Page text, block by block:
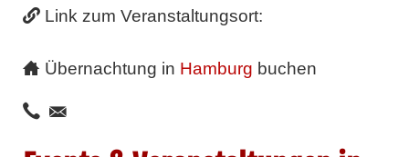
Link zum Veranstaltungsort:
Übernachtung in Hamburg buchen